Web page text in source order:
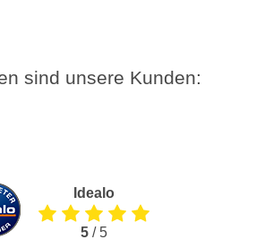
sind unsere Kunden:
Idealo
5/ 5